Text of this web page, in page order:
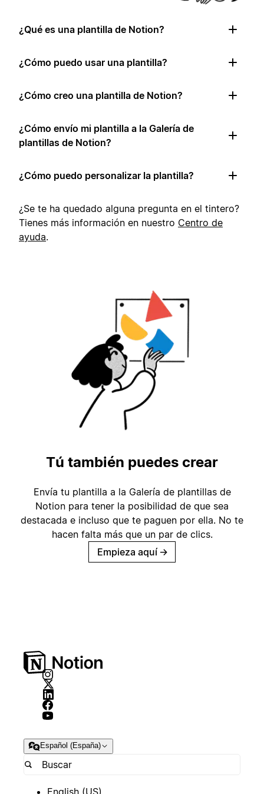
¿Qué es una plantilla de Notion?
¿Cómo puedo usar una plantilla?
¿Cómo creo una plantilla de Notion?
¿Cómo envío mi plantilla a la Galería de
plantillas de Notion?
¿Cómo puedo personalizar la plantilla?
¿Se te ha quedado alguna pregunta en el tintero?
Tienes más información en nuestro Centro de
ayuda.
Tú también puedes crear
Envía tu plantilla a la Galería de plantillas de
Notion para tener la posibilidad de que sea
destacada e incluso que te paguen por ella. No te
hacen falta más que un par de clics.
Empieza aquí →
Español (España)
English (US)